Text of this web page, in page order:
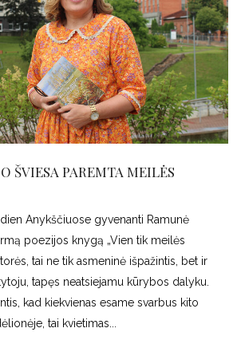
ŠVIESA PAREMTA MEILĖS
Anykščiuose gyvenanti Ramunė
poezijos knygą „Vien tik meilės
tai ne tik asmeninė išpažintis, bet ir
tapęs neatsiejamu kūrybos dalyku.
kad kiekvienas esame svarbus kito
tai kvietimas